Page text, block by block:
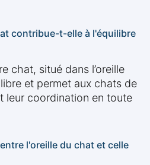
contribue-t-elle à l'équilibre
chat, situé dans l’oreille
et permet aux chats de
leur coordination en toute
l'oreille du chat et celle